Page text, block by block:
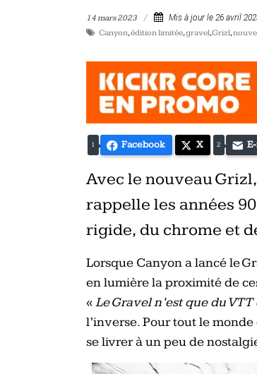
14 mars 2023 Mis à jour le 26 avril
Canyon,édition limitée,gravel,Grizl,
1 Facebook X 2
Avec le nouveau
rappelle les années
rigide, du chrome et
Lorsque Canyon a lancé le
en lumière la proximité de
«Le Gravel n’est que du
l’inverse. Pour tout le
se livrer à un peu de